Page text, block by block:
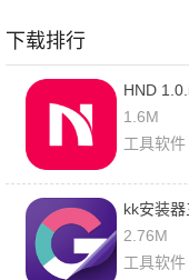
下载排行
HND
1.6M
工具软件
kk安装
2.76M
工具软件